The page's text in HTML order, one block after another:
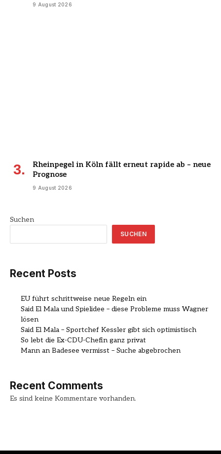
9 August 2026
Rheinpegel in Köln fällt erneut rapide ab – neue
Prognose
9 August 2026
Suchen
SUCHEN
Recent Posts
EU führt schrittweise neue Regeln ein
Said El Mala und Spielidee – diese Probleme muss Wagner
lösen
Said El Mala – Sportchef Kessler gibt sich optimistisch
So lebt die Ex-CDU-Chefin ganz privat
Mann an Badesee vermisst – Suche abgebrochen
Recent Comments
Es sind keine Kommentare vorhanden.